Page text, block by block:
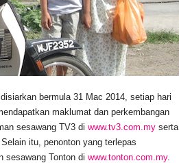
bermula 31 Mac 2014, setiap hari
maklumat dan perkembangan
sesawang TV3 di www.tv3.com.my serta
itu, penonton yang terlepas
sesawang Tonton di www.tonton.com.my.